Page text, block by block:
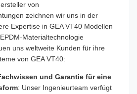
von
zeichnen wir uns in der
Expertise in GEA VT40 Modellen
Materialtechnologie
uns weltweite Kunden für ihre
von GEA VT40:
und Garantie für eine
: Unser Ingenieurteam verfügt